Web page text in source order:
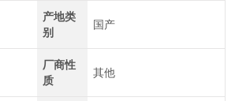
产地类
别
国产
厂商性
质
其他